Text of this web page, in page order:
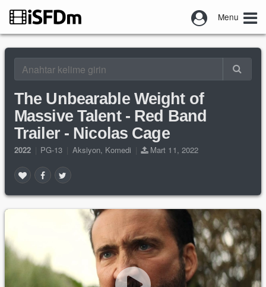
Menu
The Unbearable Weight of
Massive Talent - Red Band
Trailer - Nicolas Cage
2022 PG-13 Aksiyon, Komedi Mart 11, 2022